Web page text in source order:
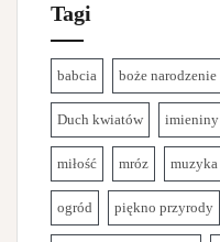
r
i
e
Tagi
babcia boże narodzenie
Duch kwiatów imieniny
miłość mróz muzyka
ogród piękno przyrody